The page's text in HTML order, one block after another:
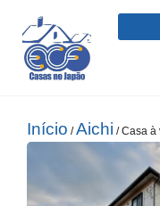
Início /Aichi / Casa à